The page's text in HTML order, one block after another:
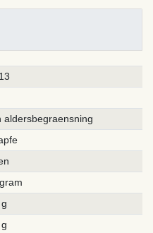
aldersbegraensning